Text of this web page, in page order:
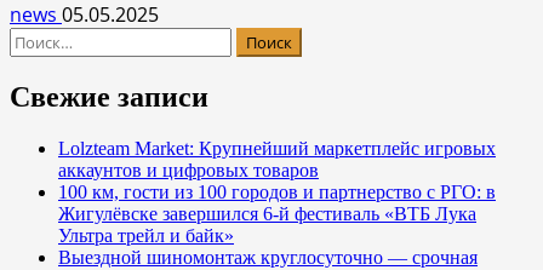
news 05.05.2025
Найти:
Свежие записи
Lolzteam Market: Крупнейший маркетплейс игровых
аккаунтов и цифровых товаров
100 км, гости из 100 городов и партнерство с РГО: в
Жигулёвске завершился 6-й фестиваль «ВТБ Лука
Ультра трейл и байк»
Выездной шиномонтаж круглосуточно — срочная